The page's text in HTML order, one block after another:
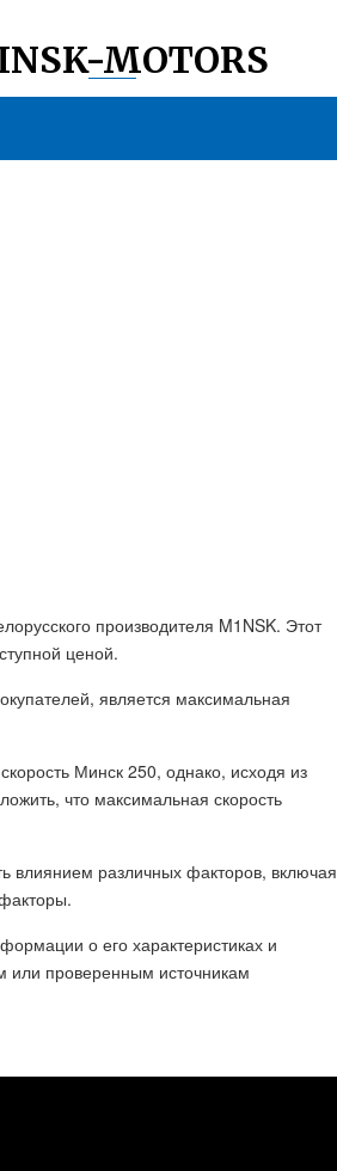
MOTORS
производителя M1NSK. Этот
ценой.
является максимальная
Минск 250, однако, исходя из
что максимальная скорость
влиянием различных факторов, включая
о его характеристиках и
или проверенным источникам